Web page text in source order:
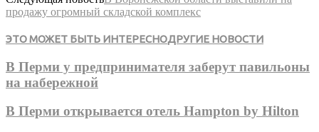
продажу огромный складской комплекс
ЭТО МОЖЕТ БЫТЬ ИНТЕРЕСНОДРУГИЕ НОВОСТИ
В Перми у предпринимателя заберут павильоны
на набережной
В Перми открывается отель Hampton by Hilton